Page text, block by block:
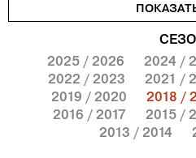
2025 / 2026
2024 /
2022 / 2023
2021 /
2019 / 2020
2018 /
2016 / 2017
2015 /
2013 / 2014